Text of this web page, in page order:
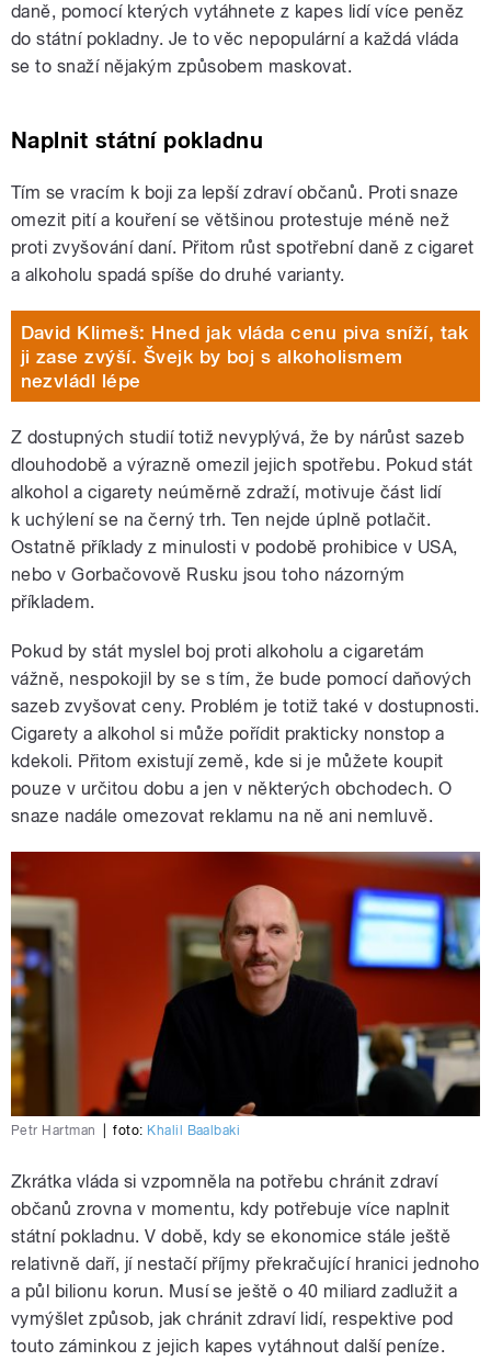
daně, pomocí kterých vytáhnete z kapes lidí více peněz
do státní pokladny. Je to věc nepopulární a každá vláda
se to snaží nějakým způsobem maskovat.
Naplnit státní pokladnu
Tím se vracím k boji za lepší zdraví občanů. Proti snaze
omezit pití a kouření se většinou protestuje méně než
proti zvyšování daní. Přitom růst spotřební daně z cigaret
a alkoholu spadá spíše do druhé varianty.
David Klimeš: Hned jak vláda cenu piva sníží, tak
ji zase zvýší. Švejk by boj s alkoholismem
nezvládl lépe
Z dostupných studií totiž nevyplývá, že by nárůst sazeb
dlouhodobě a výrazně omezil jejich spotřebu. Pokud stát
alkohol a cigarety neúměrně zdraží, motivuje část lidí
k uchýlení se na černý trh. Ten nejde úplně potlačit.
Ostatně příklady z minulosti v podobě prohibice v USA,
nebo v Gorbačovově Rusku jsou toho názorným
příkladem.
Pokud by stát myslel boj proti alkoholu a cigaretám
vážně, nespokojil by se s tím, že bude pomocí daňových
sazeb zvyšovat ceny. Problém je totiž také v dostupnosti.
Cigarety a alkohol si může pořídit prakticky nonstop a
kdekoli. Přitom existují země, kde si je můžete koupit
pouze v určitou dobu a jen v některých obchodech. O
snaze nadále omezovat reklamu na ně ani nemluvě.
Petr Hartman foto: Khalil Baalbaki
Zkrátka vláda si vzpomněla na potřebu chránit zdraví
občanů zrovna v momentu, kdy potřebuje více naplnit
státní pokladnu. V době, kdy se ekonomice stále ještě
relativně daří, jí nestačí příjmy překračující hranici jednoho
a půl bilionu korun. Musí se ještě o 40 miliard zadlužit a
vymýšlet způsob, jak chránit zdraví lidí, respektive pod
touto záminkou z jejich kapes vytáhnout další peníze.